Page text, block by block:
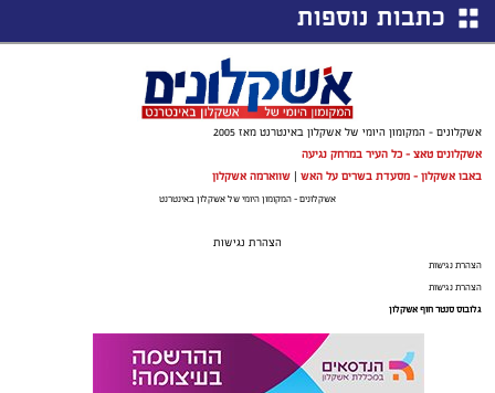
כתבות נוספות
אשקלונים - המקומון היומי של אשקלון באינטרנט מאז 2005
אשקלונים טאצ - כל העיר במרחק נגיעה
באבו אשקלון - מסעדת בשרים על האש | שווארמה אשקלון
אשקלונים - המקומון היומי של אשקלון באינטרנט
הצהרת נגישות
הצהרת נגישות
הצהרת נגישות
גלובוס סנטר חוף אשקלון